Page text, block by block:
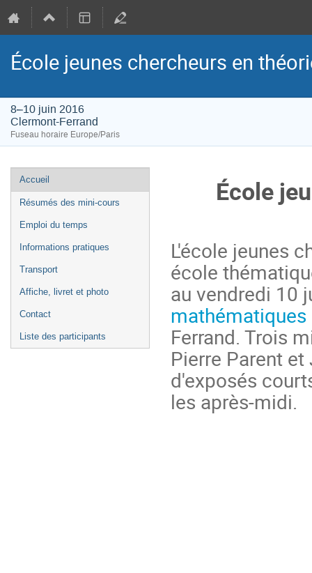
École jeunes chercheurs en
8–10 juin 2016
Clermont-Ferrand
Fuseau horaire Europe/Paris
Menu
de
Accueil
Résumés des mini-cours
Emploi du temps
Informations pratiques
Transport
Affiche, livret et photo
Contact
Liste des participants
École
L'école jeunes
école
au vendredi 10
mathématiques
Ferrand. Trois
Pierre Parent
d'exposés
les après-midi.